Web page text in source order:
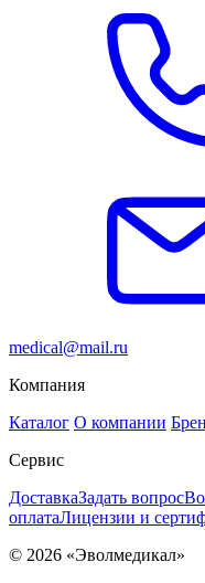
medical@mail.ru
Компания
Каталог О компании
Сервис
ДоставкаЗадать вопрос
оплатаЛицензии и
© 2026 «Эволмедикал»